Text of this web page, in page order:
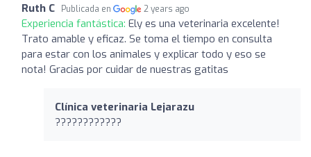
Ruth C Publicada en 2 years ago
Experiencia fantástica: Ely es una veterinaria excelente!
Trato amable y eficaz. Se toma el tiempo en consulta
para estar con los animales y explicar todo y eso se
nota! Gracias por cuidar de nuestras gatitas
Clínica veterinaria Lejarazu
????????????